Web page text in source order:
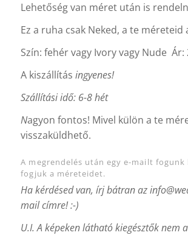
Lehetőség van méret után is
Ez a ruha csak Neked, a te méreteid
Szín: fehér vagy Ivory vagy Nude Ár:
A kiszállításingyenes!
Szállítási idő: 6-8 hét
Nagyon fontos! Mivel külön a te
visszaküldhető.
A megrendelés után egy e-mailt
fogjuk a méreteidet.
Ha kérdésed van, írj bátran az
mail címre! :-)
U.I. A képeken látható kiegésztők nem